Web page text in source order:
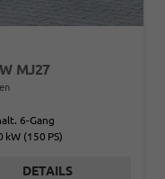
MJ27
6-Gang
kW (150 PS)
DETAILS